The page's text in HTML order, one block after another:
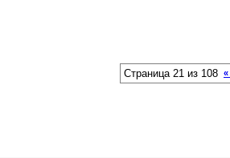
Страница 21 из 108 «